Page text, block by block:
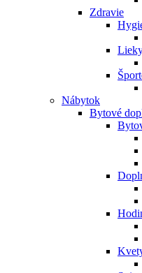
Zdravie
Nábytok
Bytové